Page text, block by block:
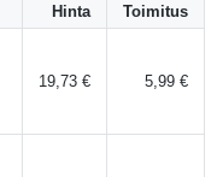
Hinta Toimitus
19,73 € 5,99 €